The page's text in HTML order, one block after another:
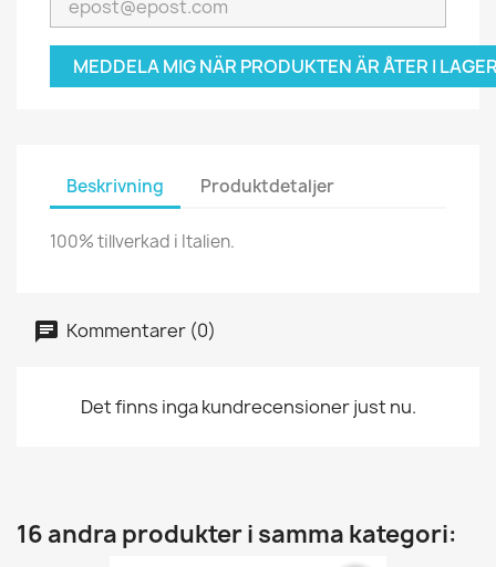
MEDDELA MIG NÄR PRODUKTEN ÄR ÅTER I
Beskrivning Produktdetaljer
100% tillverkad i Italien.
Kommentarer (0)
Det finns inga kundrecensioner just nu.
16 andra produkter i samma kategori: